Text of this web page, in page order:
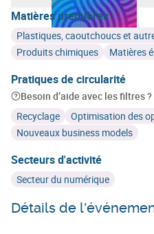
Matières premières
Plastiques, caoutchoucs et
Produits chimiques
Matières
Pratiques de circularité
Besoin d’aide avec les filtres ?
Recyclage
Optimisation des
Nouveaux business models
Secteurs d'activité
Secteur du numérique
Détails de